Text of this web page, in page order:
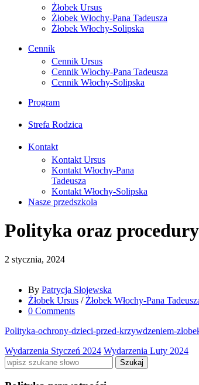
Żłobek Ursus
Żłobek Włochy-Pana Tadeusza
Żłobek Włochy-Solipska
Cennik
Cennik Ursus
Cennik Włochy-Pana Tadeusza
Cennik Włochy-Solipska
Program
Strefa Rodzica
Kontakt
Kontakt Ursus
Kontakt Włochy-Pana
Tadeusza
Kontakt Włochy-Solipska
Nasze przedszkola
Polityka oraz
2 stycznia, 2024
By Patrycja Słojewska
Żłobek Ursus / Żłobek Włochy-Pana
0 Comments
Polityka-ochrony-dzieci-przed-krzywdzeniem-
Wydarzenia Styczeń 2024 Wydarzenia Luty 2024